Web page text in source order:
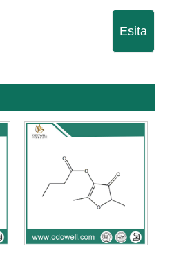
Esita